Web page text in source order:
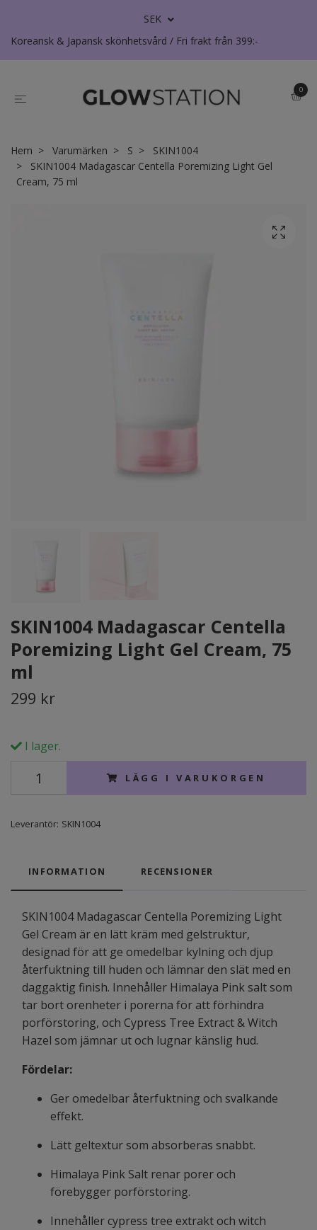
SEK
Koreansk & Japansk skönhetsvård / Fri frakt från 399:-
0
Hem Varumärken S
SKIN1004
SKIN1004 Madagascar Centella Poremizing Light Gel
Cream, 75 ml
SKIN1004 Madagascar Centella
Poremizing Light Gel Cream, 75
ml
299 kr
I lager.
LÄGG I VARUKORGEN
Leverantör: SKIN1004
INFORMATION RECENSIONER
SKIN1004 Madagascar Centella Poremizing Light
Gel Cream är en lätt kräm med gelstruktur,
designad för att ge omedelbar kylning och djup
återfuktning till huden och lämnar den slät med en
daggaktig finish. Innehåller Himalaya Pink salt som
tar bort orenheter i porerna för att förhindra
porförstoring, och Cypress Tree Extract & Witch
Hazel som jämnar ut och lugnar känslig hud.
Fördelar:
Ger omedelbar återfuktning och svalkande
effekt.
Lätt geltextur som absorberas snabbt.
Himalaya Pink Salt renar porer och
förebygger porförstoring.
Innehåller cypress tree extrakt och witch